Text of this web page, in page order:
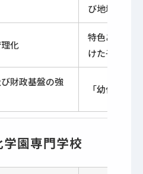
び地域にお
化
特色ある教
けた子育て
財政基盤の強
「幼保連携
学園専門学校